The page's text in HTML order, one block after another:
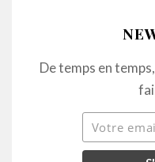
De temps en